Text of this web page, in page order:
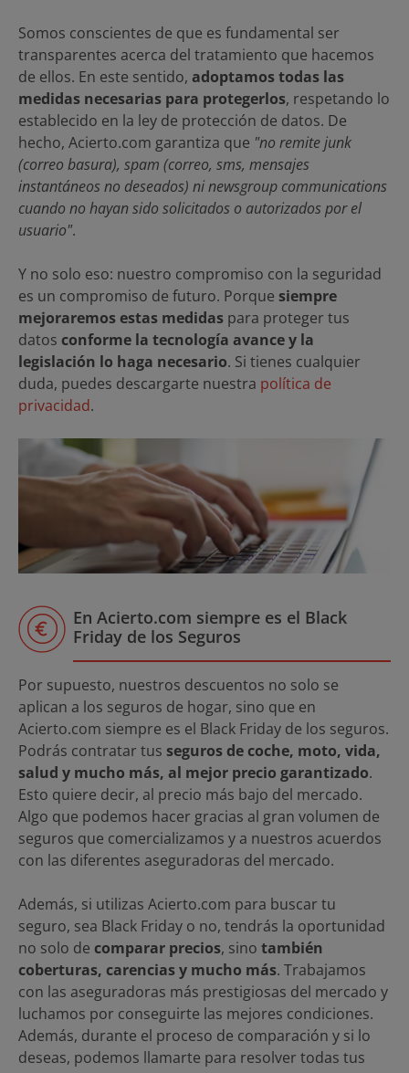
Somos conscientes de que es fundamental ser
transparentes acerca del tratamiento que hacemos
de ellos. En este sentido, adoptamos todas las
medidas necesarias para protegerlos, respetando lo
establecido en la ley de protección de datos. De
hecho, Acierto.com garantiza que "no remite junk
(correo basura), spam (correo, sms, mensajes
instantáneos no deseados) ni newsgroup communications
cuando no hayan sido solicitados o autorizados por el
usuario".
Y no solo eso: nuestro compromiso con la seguridad
es un compromiso de futuro. Porque siempre
mejoraremos estas medidas para proteger tus
datos conforme la tecnología avance y la
legislación lo haga necesario. Si tienes cualquier
duda, puedes descargarte nuestra política de
privacidad.
En Acierto.com siempre es el Black
Friday de los Seguros
Por supuesto, nuestros descuentos no solo se
aplican a los seguros de hogar, sino que en
Acierto.com siempre es el Black Friday de los seguros.
Podrás contratar tus seguros de coche, moto, vida,
salud y mucho más, al mejor precio garantizado.
Esto quiere decir, al precio más bajo del mercado.
Algo que podemos hacer gracias al gran volumen de
seguros que comercializamos y a nuestros acuerdos
con las diferentes aseguradoras del mercado.
Además, si utilizas Acierto.com para buscar tu
seguro, sea Black Friday o no, tendrás la oportunidad
no solo de comparar precios, sino también
coberturas, carencias y mucho más. Trabajamos
con las aseguradoras más prestigiosas del mercado y
luchamos por conseguirte las mejores condiciones.
Además, durante el proceso de comparación y si lo
deseas, podemos llamarte para resolver todas tus